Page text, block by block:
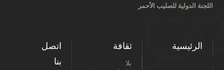
اللجنة الدولية للصليب الأحمر
الرئيسية ثقافة
بلا
اتصل
بنا